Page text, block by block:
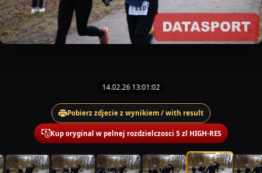
14.02.26 13:01:02
Pobierz zdjecie z wynikiem / with result
Kup oryginal w pelnej rozdzielczosci 5 zl HIGH-RES